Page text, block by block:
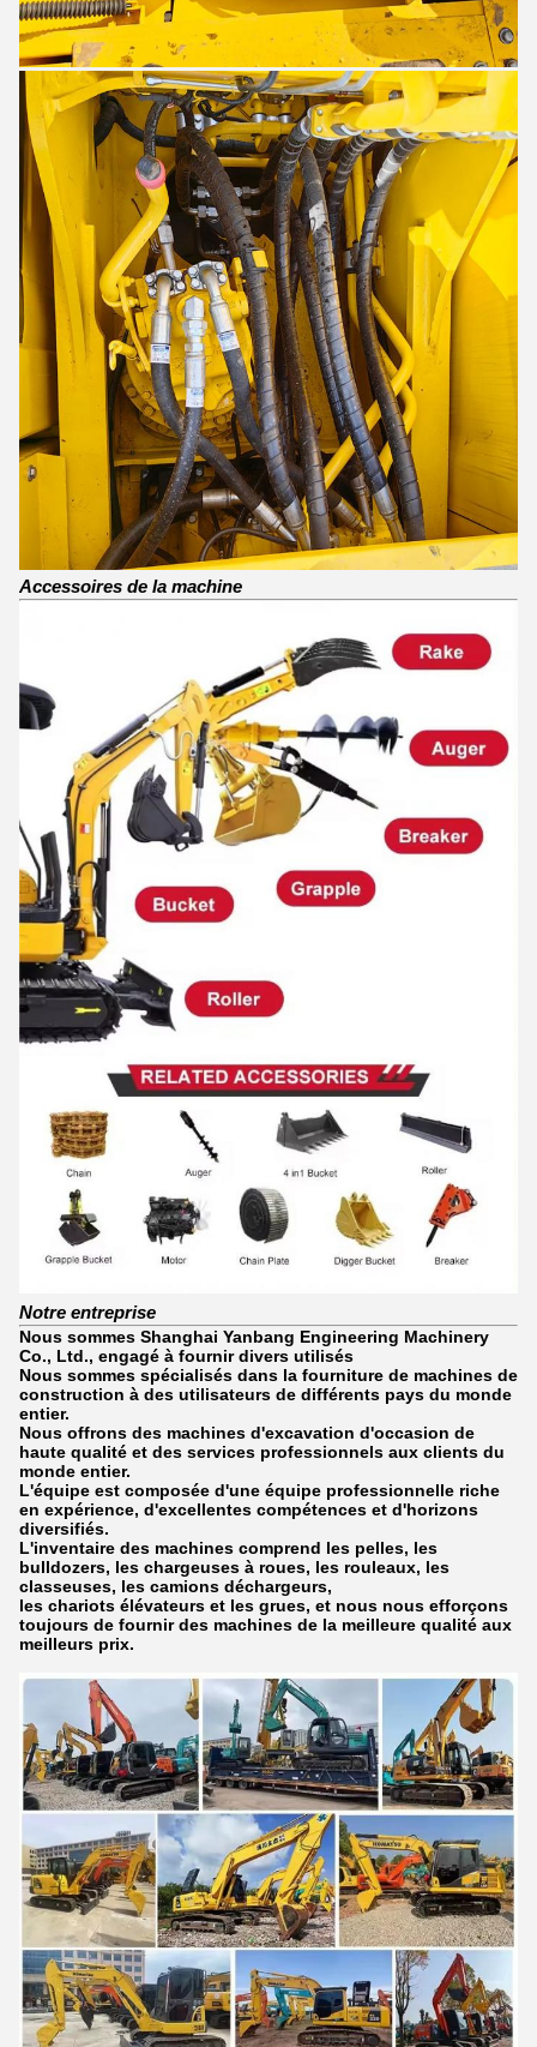
Accessoires de la machine
Notre entreprise
Nous sommes Shanghai Yanbang Engineering Machinery
Co., Ltd., engagé à fournir divers utilisés
Nous sommes spécialisés dans la fourniture de machines de
construction à des utilisateurs de différents pays du monde
entier.
Nous offrons des machines d'excavation d'occasion de
haute qualité et des services professionnels aux clients du
monde entier.
L'équipe est composée d'une équipe professionnelle riche
en expérience, d'excellentes compétences et d'horizons
diversifiés.
L'inventaire des machines comprend les pelles, les
bulldozers, les chargeuses à roues, les rouleaux, les
classeuses, les camions déchargeurs,
les chariots élévateurs et les grues, et nous nous efforçons
toujours de fournir des machines de la meilleure qualité aux
meilleurs prix.